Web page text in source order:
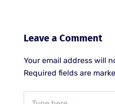
Leave a Comment
Your email address will
Required fields are